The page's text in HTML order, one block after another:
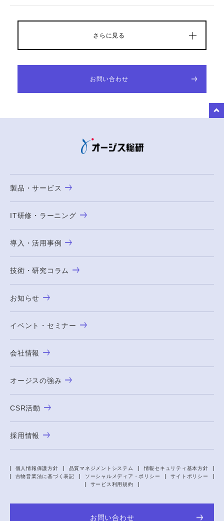
さらに見る
お問い合わせ
製品・サービス
IT研修・ラーニング
導入・活用事例
技術・研究コラム
お知らせ
イベント・セミナー
会社情報
オージスの強み
CSR活動
採用情報
個人情報保護方針 品質マネジメントシステム
情報セキュリティ基本方針
古物営業法に基づく表記
ソーシャルメディア・ポリシー
サイトポリシー
サービス利用規約
お問い合わせ